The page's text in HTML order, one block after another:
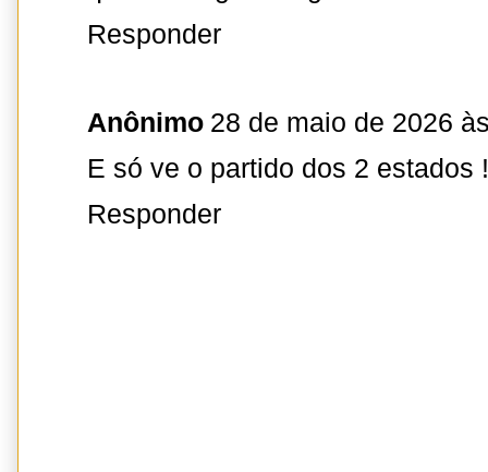
Responder
Anônimo 28 de maio de 2026
E só ve o partido dos 2 estados
Responder